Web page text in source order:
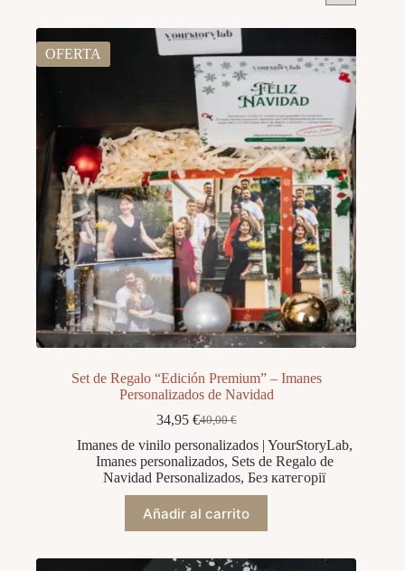
OFERTA
Set de Regalo “Edición Premium” – Imanes
Personalizados de Navidad
40,00€
El
precio
original
era:
40,00 €.
34,95 €El
precio
actual
es:
34,95 €.
Imanes de vinilo personalizados | YourStoryLab,
Imanes personalizados, Sets de Regalo de
Navidad Personalizados,Без категорії
Añadir al carrito